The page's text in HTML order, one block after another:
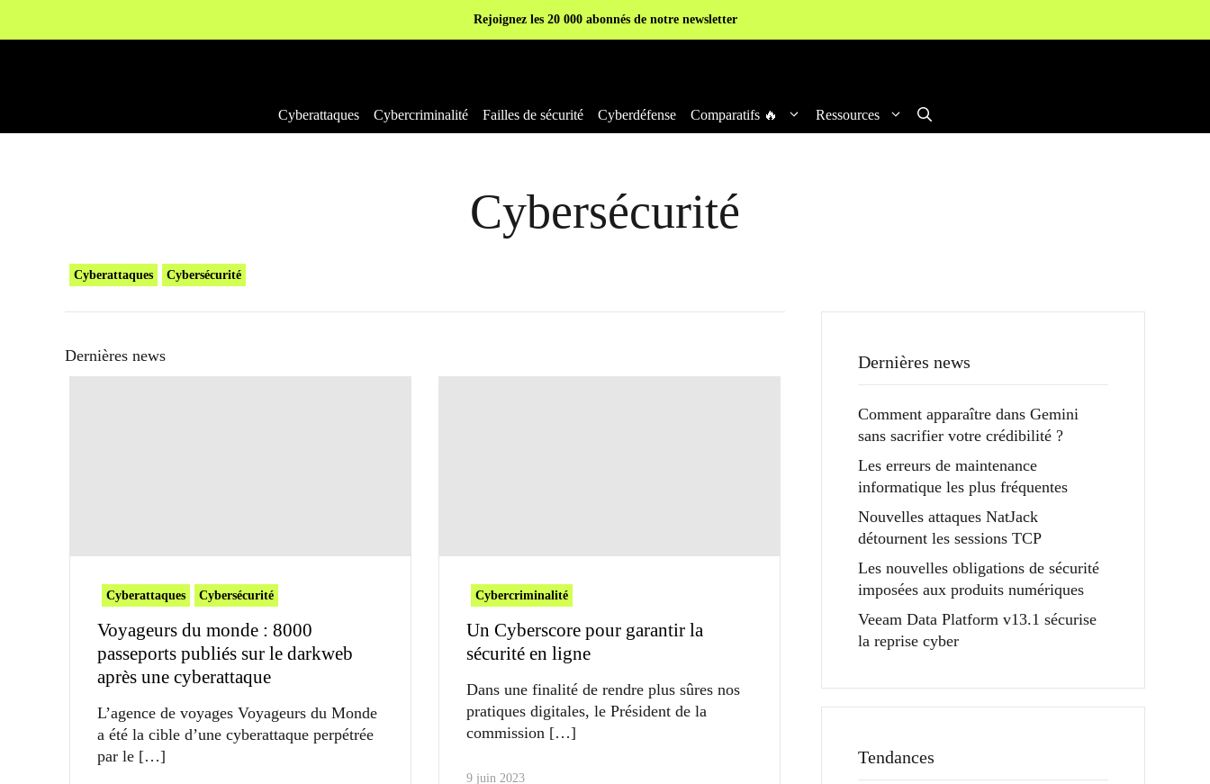
Rejoignez les 20 000 abonnés de notre newsletter
Cyberattaques Cybercriminalité Failles de sécurité Cyberdéfense Comparatifs 🔥 Ressources
Cybersécurité
Cyberattaques Cybersécurité
Dernières news
Cyberattaques Cybersécurité
Voyageurs du monde : 8000
passeports publiés sur le darkweb
après une cyberattaque
L’agence de voyages Voyageurs du Monde
a été la cible d’une cyberattaque perpétrée
par le
Cybercriminalité
Un Cyberscore pour garantir la
sécurité en ligne
Dans une finalité de rendre plus sûres nos
pratiques digitales, le Président de la
commission
9 juin 2023
Dernières news
Comment apparaître dans Gemini
sans sacrifier votre crédibilité ?
Les erreurs de maintenance
informatique les plus fréquentes
Nouvelles attaques NatJack
détournent les sessions TCP
Les nouvelles obligations de sécurité
imposées aux produits numériques
Veeam Data Platform v13.1 sécurise
la reprise cyber
Tendances